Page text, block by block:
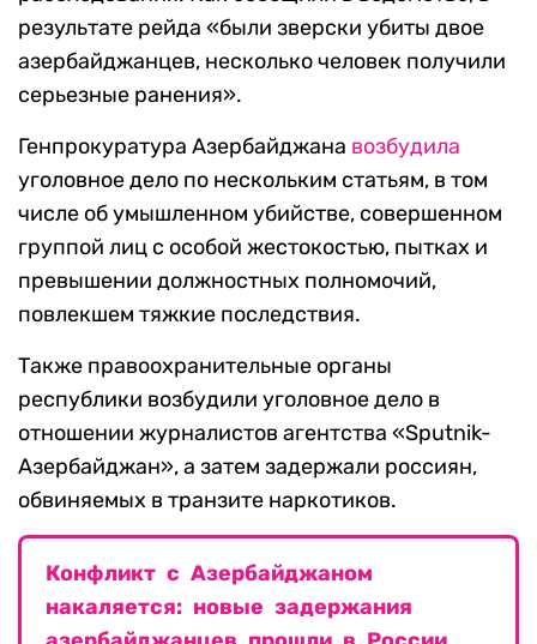
результате рейда «были зверски убиты двое
азербайджанцев, несколько человек получили
серьезные ранения».
Генпрокуратура Азербайджана возбудила
уголовное дело по нескольким статьям, в том
числе об умышленном убийстве, совершенном
группой лиц с особой жестокостью, пытках и
превышении должностных полномочий,
повлекшем тяжкие последствия.
Также правоохранительные органы
республики возбудили уголовное дело в
отношении журналистов агентства «Sputnik-
Азербайджан», а затем задержали россиян,
обвиняемых в транзите наркотиков.
Конфликт с Азербайджаном
накаляется: новые задержания